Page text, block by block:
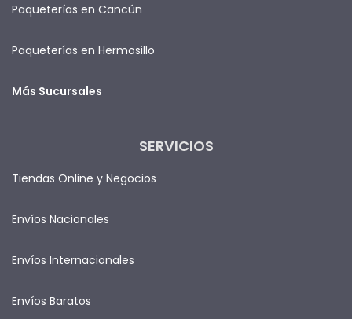
Paqueterías en Cancún
Paqueterías en Hermosillo
Más Sucursales
SERVICIOS
Tiendas Online y Negocios
Envíos Nacionales
Envíos Internacionales
Envíos Baratos